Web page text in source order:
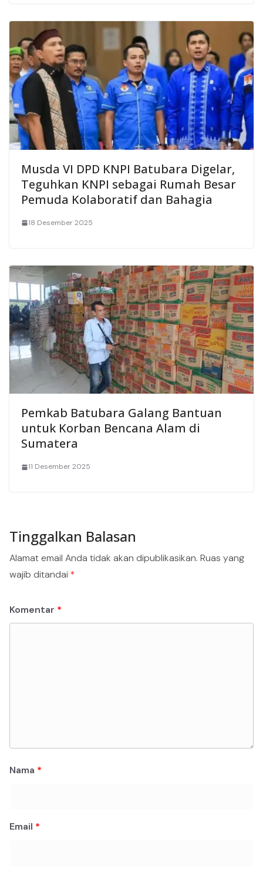
Musda VI DPD KNPI Batubara Digelar,
Teguhkan KNPI sebagai Rumah Besar
Pemuda Kolaboratif dan Bahagia
18 Desember 2025
Pemkab Batubara Galang Bantuan
untuk Korban Bencana Alam di
Sumatera
11 Desember 2025
Tinggalkan Balasan
Alamat email Anda tidak akan dipublikasikan. Ruas yang
wajib ditandai *
Komentar *
Nama *
Email *